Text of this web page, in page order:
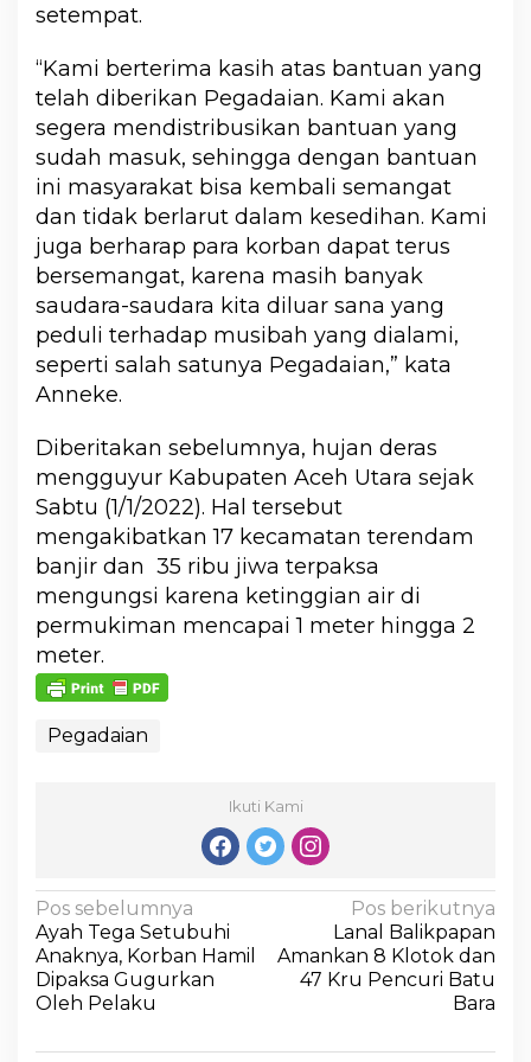
setempat.
“Kami berterima kasih atas bantuan yang
telah diberikan Pegadaian. Kami akan
segera mendistribusikan bantuan yang
sudah masuk, sehingga dengan bantuan
ini masyarakat bisa kembali semangat
dan tidak berlarut dalam kesedihan. Kami
juga berharap para korban dapat terus
bersemangat, karena masih banyak
saudara-saudara kita diluar sana yang
peduli terhadap musibah yang dialami,
seperti salah satunya Pegadaian,” kata
Anneke.
Diberitakan sebelumnya, hujan deras
mengguyur Kabupaten Aceh Utara sejak
Sabtu (1/1/2022). Hal tersebut
mengakibatkan 17 kecamatan terendam
banjir dan 35 ribu jiwa terpaksa
mengungsi karena ketinggian air di
permukiman mencapai 1 meter hingga 2
meter.
Pegadaian
Ikuti Kami
Pos sebelumnya
Ayah Tega Setubuhi
Anaknya, Korban Hamil
Dipaksa Gugurkan
Oleh Pelaku
Pos berikutnya
Lanal Balikpapan
Amankan 8 Klotok dan
47 Kru Pencuri Batu
Bara